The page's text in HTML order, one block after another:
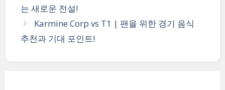
리
는 새로운 전설!
Karmine Corp vs T1 | 팬을 위한 경기 음식
추천과 기대 포인트!